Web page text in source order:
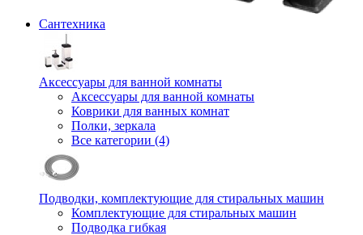
Сантехника
Аксессуары для ванной комнаты
Аксессуары для ванной комнаты
Коврики для ванных комнат
Полки, зеркала
Все категории (4)
Подводки, комплектующие для стиральных машин
Комплектующие для стиральных машин
Подводка гибкая